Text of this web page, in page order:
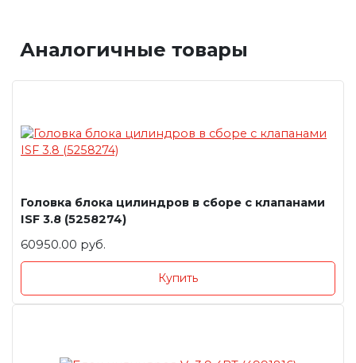
Аналогичные товары
Головка блока цилиндров в сборе с клапанами
ISF 3.8 (5258274)
60950.00 руб.
Купить